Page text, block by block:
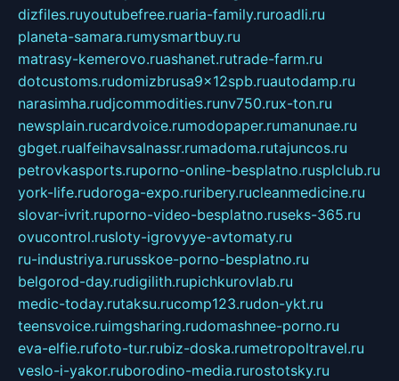
dizfiles.ruyoutubefree.ruaria-family.ruroadli.ru
planeta-samara.rumysmartbuy.ru
matrasy-kemerovo.ruashanet.rutrade-farm.ru
dotcustoms.rudomizbrusa9x12spb.ruautodamp.ru
narasimha.rudjcommodities.runv750.rux-ton.ru
newsplain.rucardvoice.rumodopaper.rumanunae.ru
gbget.rualfeihavsalnassr.rumadoma.rutajuncos.ru
petrovkasports.ruporno-online-besplatno.rusplclub.ru
york-life.rudoroga-expo.ruribery.rucleanmedicine.ru
slovar-ivrit.ruporno-video-besplatno.ruseks-365.ru
ovucontrol.rusloty-igrovyye-avtomaty.ru
ru-industriya.rurusskoe-porno-besplatno.ru
belgorod-day.rudigilith.rupichkurovlab.ru
medic-today.rutaksu.rucomp123.rudon-ykt.ru
teensvoice.ruimgsharing.rudomashnee-porno.ru
eva-elfie.rufoto-tur.rubiz-doska.rumetropoltravel.ru
veslo-i-yakor.ruborodino-media.rurostotsky.ru